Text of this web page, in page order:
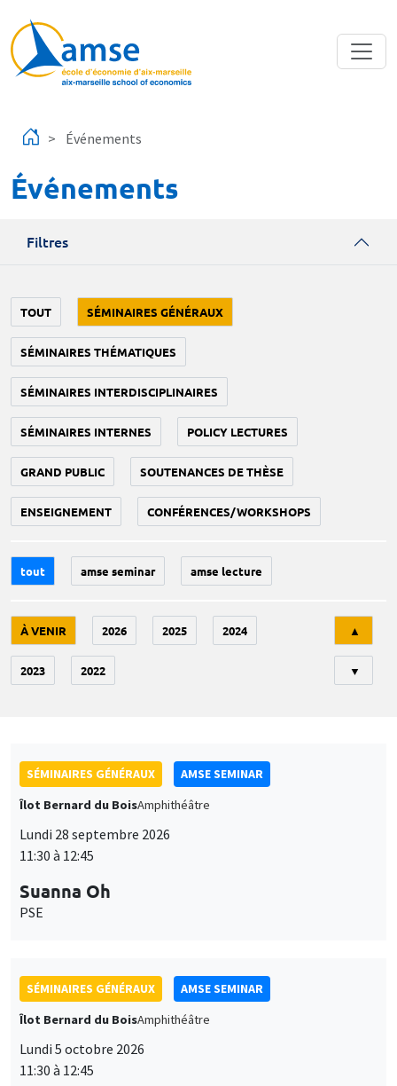
Événements
Événements
Filtres
TOUT SÉMINAIRES GÉNÉRAUX
SÉMINAIRES THÉMATIQUES
SÉMINAIRES INTERDISCIPLINAIRES
SÉMINAIRES INTERNES POLICY LECTURES
GRAND PUBLIC SOUTENANCES DE THÈSE
ENSEIGNEMENT CONFÉRENCES/WORKSHOPS
tout amse seminar amse lecture
À VENIR 2026 2025 2024
2023 2022
▲
▼
SÉMINAIRES GÉNÉRAUX
AMSE SEMINAR
Îlot Bernard du BoisAmphithéâtre
Lundi 28 septembre 2026
11:30 à 12:45
Suanna Oh
PSE
SÉMINAIRES GÉNÉRAUX
AMSE SEMINAR
Îlot Bernard du BoisAmphithéâtre
Lundi 5 octobre 2026
11:30 à 12:45